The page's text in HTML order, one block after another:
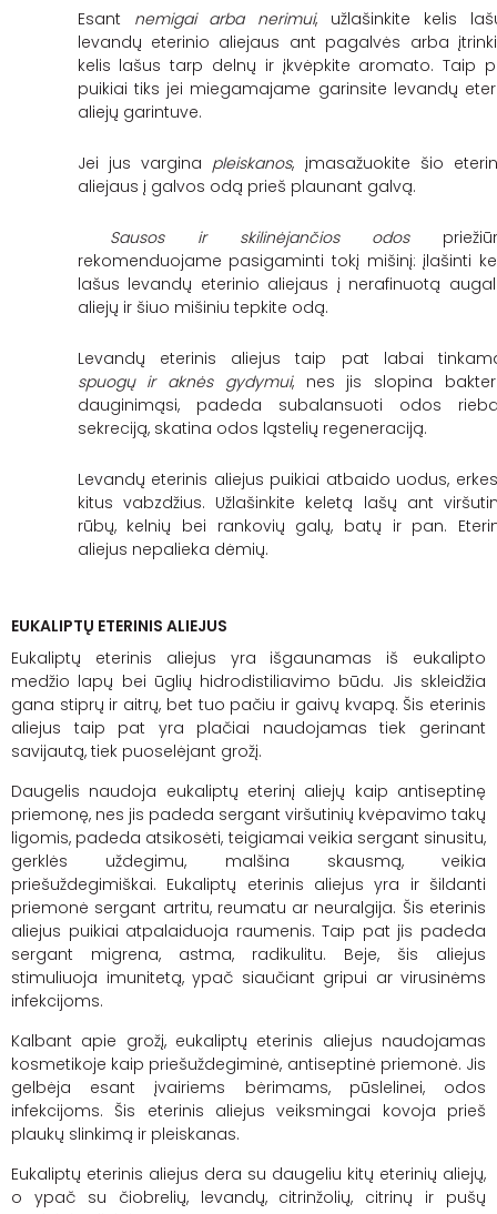
Esant nemigai arba nerimui, užlašinkite kelis
levandų eterinio aliejaus ant pagalvės arba
kelis lašus tarp delnų ir įkvėpkite aromato. Taip
puikiai tiks jei miegamajame garinsite levandų
aliejų garintuve.
Jei jus vargina pleiskanos, įmasažuokite šio
aliejaus į galvos odą prieš plaunant galvą.
Sausos ir skilinėjančios odos
rekomenduojame pasigaminti tokį mišinį: įlašinti
lašus levandų eterinio aliejaus į nerafinuotą
aliejų ir šiuo mišiniu tepkite odą.
Levandų eterinis aliejus taip pat labai
spuogų ir aknėsgydymui, nes jis slopina
dauginimąsi, padeda subalansuoti odos
sekreciją, skatina odos ląstelių regeneraciją.
Levandų eterinis aliejus puikiai atbaido uodus,
kitus vabzdžius. Užlašinkite keletą lašų ant
rūbų, kelnių bei rankovių galų, batų ir pan.
aliejus nepalieka dėmių.
EUKALIPTŲ ETERINIS ALIEJUS
Eukaliptų eterinis aliejus yra išgaunamas iš eukalipto
medžio lapų bei ūglių hidrodistiliavimo būdu. Jis skleidžia
gana stiprų ir aitrų, bet tuo pačiu ir gaivų kvapą. Šis eterinis
aliejus taip pat yra plačiai naudojamas tiek gerinant
savijautą, tiek puoselėjant grožį.
Daugelis naudoja eukaliptų eterinį aliejų kaip antiseptinę
priemonę, nes jis padeda sergant viršutinių kvėpavimo takų
ligomis, padeda atsikosėti, teigiamai veikia sergant sinusitu,
gerklės uždegimu, malšina skausmą, veikia
priešuždegimiškai. Eukaliptų eterinis aliejus yra ir šildanti
priemonė sergant artritu, reumatu ar neuralgija. Šis eterinis
aliejus puikiai atpalaiduoja raumenis. Taip pat jis padeda
sergant migrena, astma, radikulitu. Beje, šis aliejus
stimuliuoja imunitetą, ypač siaučiant gripui ar virusinėms
infekcijoms.
Kalbant apie grožį, eukaliptų eterinis aliejus naudojamas
kosmetikoje kaip priešuždegiminė, antiseptinė priemonė. Jis
gelbėja esant įvairiems bėrimams, pūslelinei, odos
infekcijoms. Šis eterinis aliejus veiksmingai kovoja prieš
plaukų slinkimą ir pleiskanas.
Eukaliptų eterinis aliejus dera su daugeliu kitų eterinių aliejų,
o ypač su čiobrelių, levandų, citrinžolių, citrinų ir pušų